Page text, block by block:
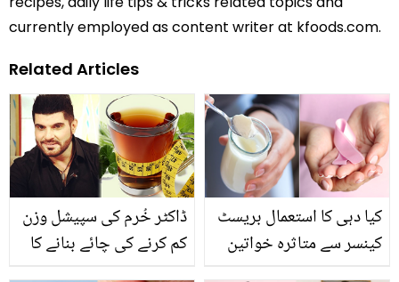
currently employed as content writer at kfoods.com.
Related Articles
ڈاکٹر خُرم کی سپیشل وزن
کم کرنے کی چائے بنانے کا
کیا دہی کا استعمال بریسٹ
کینسر سے متاثرہ خواتین